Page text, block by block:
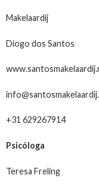
Makelaardij
Diogo dos Santos
+31 629267914
Psicóloga
Teresa Freling